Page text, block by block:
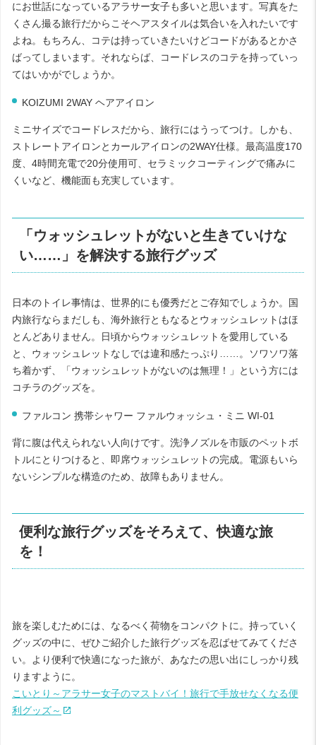
にお世話になっているアラサー女子も多いと思います。写真をた
くさん撮る旅行だからこそヘアスタイルは気合いを入れたいです
よね。もちろん、コテは持っていきたいけどコードがあるとかさ
ばってしまいます。それならば、コードレスのコテを持っていっ
てはいかがでしょうか。
KOIZUMI 2WAY ヘアアイロン
ミニサイズでコードレスだから、旅行にはうってつけ。しかも、
ストレートアイロンとカールアイロンの2WAY仕様。最高温度170
度、 4時間充電で20分使用可、セラミックコーティングで痛みに
くいなど、機能面も充実しています。
「ウォッシュレットがないと生きていけな
い……」を解決する旅行グッズ
日本のトイレ事情は、世界的にも優秀だとご存知でしょうか。国
内旅行ならまだしも、海外旅行ともなるとウォッシュレットはほ
とんどありません。日頃からウォッシュレットを愛用している
と、ウォッシュレットなしでは違和感たっぷり……。ソワソワ落
ち着かず、「ウォッシュレットがないのは無理！」という方には
コチラのグッズを。
ファルコン 携帯シャワー ファルウォッシュ・ミニ WI-01
背に腹は代えられない人向けです。洗浄ノズルを市販のペットボ
トルにとりつけると、即席ウォッシュレットの完成。電源もいら
ないシンプルな構造のため、故障もありません。
便利な旅行グッズをそろえて、快適な旅
を！
旅を楽しむためには、なるべく荷物をコンパクトに。持っていく
グッズの中に、ぜひご紹介した旅行グッズを忍ばせてみてくださ
い。より便利で快適になった旅が、あなたの思い出にしっかり残
りますように。
こいとり～アラサー女子のマストバイ！旅行で手放せなくなる便
利グッズ～